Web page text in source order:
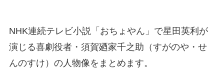
NHK連続テレビ小説「おちょやん」で星田英利が
演じる喜劇役者・須賀廼家千之助（すがのや・せ
んのすけ）の人物像をまとめます。